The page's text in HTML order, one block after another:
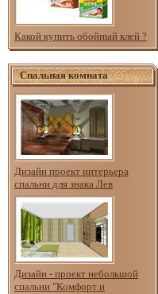
Какой купить обойный клей ?
Спальная комната
Дизайн проект интерьера
спальни для знака Лев
Дизайн - проект небольшой
спальни "Комфорт и